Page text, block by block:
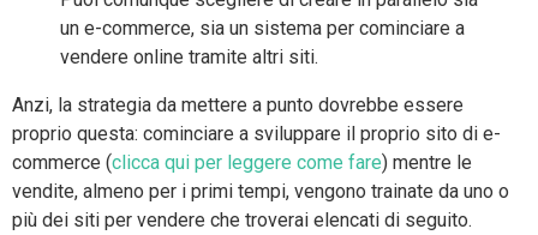
un e-commerce, sia un sistema per cominciare a
vendere online tramite altri siti.
Anzi, la strategia da mettere a punto dovrebbe essere
proprio questa: cominciare a sviluppare il proprio sito di e-
commerce (clicca qui per leggere come fare) mentre le
vendite, almeno per i primi tempi, vengono trainate da uno o
più dei siti per vendere che troverai elencati di seguito.